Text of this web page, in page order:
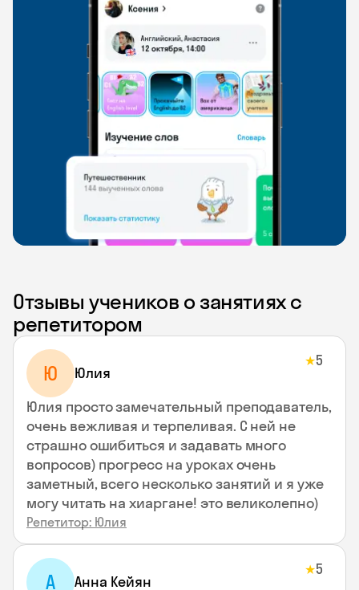
Отзывы учеников о занятиях с
репетитором
Ю Юлия
★5
Юлия просто замечательный преподаватель,
очень вежливая и терпеливая. С ней не
страшно ошибиться и задавать много
вопросов) прогресс на уроках очень
заметный, всего несколько занятий и я уже
могу читать на хиаргане! это великолепно)
Репетитор: Юлия
А Анна Кейян
★5